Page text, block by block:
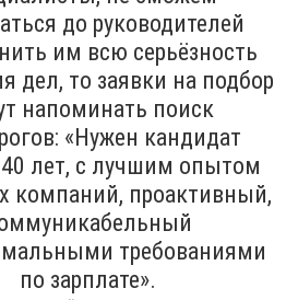
до руководителей
им всю серьёзность
дел, то заявки на подбор
напоминать поиск
«Нужен кандидат
лет, с лучшим опытом
компаний, проактивный,
требованиями
по зарплате».